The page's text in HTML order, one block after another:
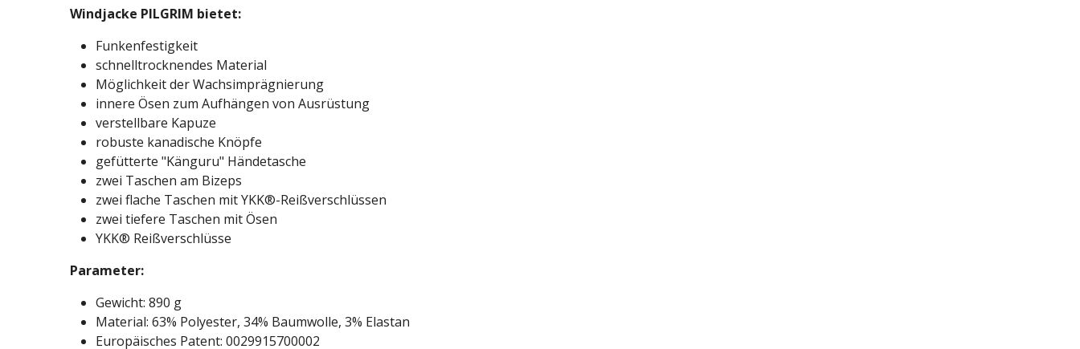
Windjacke PILGRIM bietet:
Funkenfestigkeit
schnelltrocknendes Material
Möglichkeit der Wachsimprägnierung
innere Ösen zum Aufhängen von Ausrüstung
verstellbare Kapuze
robuste kanadische Knöpfe
gefütterte "Känguru" Händetasche
zwei Taschen am Bizeps
zwei flache Taschen mit YKK®-Reißverschlüssen
zwei tiefere Taschen mit Ösen
YKK® Reißverschlüsse
Parameter:
Gewicht: 890 g
Material: 63% Polyester, 34% Baumwolle, 3% Elastan
Europäisches Patent: 0029915700002